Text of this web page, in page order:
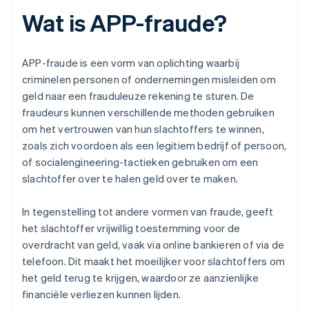
Wat is APP-fraude?
APP-fraude is een vorm van oplichting waarbij
criminelen personen of ondernemingen misleiden om
geld naar een frauduleuze rekening te sturen. De
fraudeurs kunnen verschillende methoden gebruiken
om het vertrouwen van hun slachtoffers te winnen,
zoals zich voordoen als een legitiem bedrijf of persoon,
of socialengineering-tactieken gebruiken om een
slachtoffer over te halen geld over te maken.
In tegenstelling tot andere vormen van fraude, geeft
het slachtoffer vrijwillig toestemming voor de
overdracht van geld, vaak via online bankieren of via de
telefoon. Dit maakt het moeilijker voor slachtoffers om
het geld terug te krijgen, waardoor ze aanzienlijke
financiële verliezen kunnen lijden.